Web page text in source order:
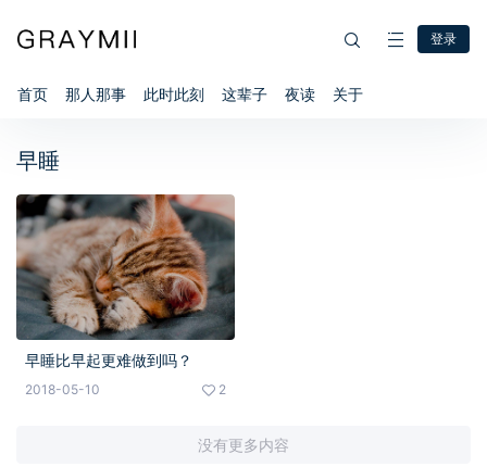
登录
首页 那人那事 此时此刻 这辈子 夜读 关于
早睡
早睡比早起更难做到吗？
2018-05-10 2
没有更多内容